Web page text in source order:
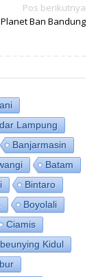
Pos berikutnya
Ban Bandung
Lampung
Banjarmasin
Batam
Bintaro
Boyolali
Ciamis
Kidul